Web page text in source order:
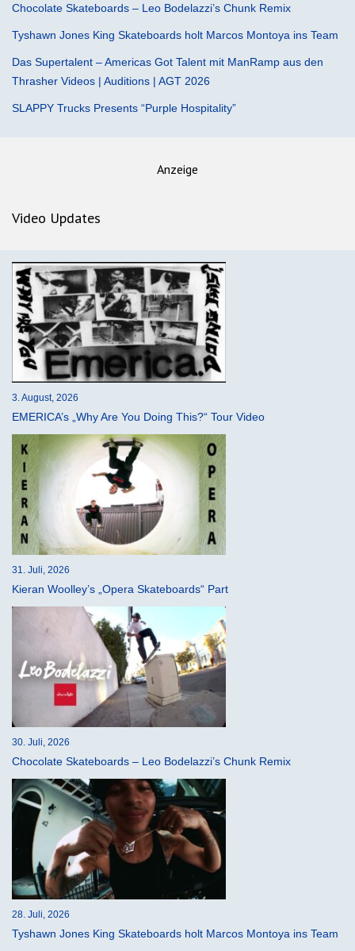
Chocolate Skateboards – Leo Bodelazzi’s Chunk Remix
Tyshawn Jones King Skateboards holt Marcos Montoya ins Team
Das Supertalent – Americas Got Talent mit ManRamp aus den
Thrasher Videos | Auditions | AGT 2026
SLAPPY Trucks Presents “Purple Hospitality”
Anzeige
Video Updates
3. August, 2026
EMERICA’s „Why Are You Doing This?“ Tour Video
31. Juli, 2026
Kieran Woolley’s „Opera Skateboards“ Part
30. Juli, 2026
Chocolate Skateboards – Leo Bodelazzi’s Chunk Remix
28. Juli, 2026
Tyshawn Jones King Skateboards holt Marcos Montoya ins Team